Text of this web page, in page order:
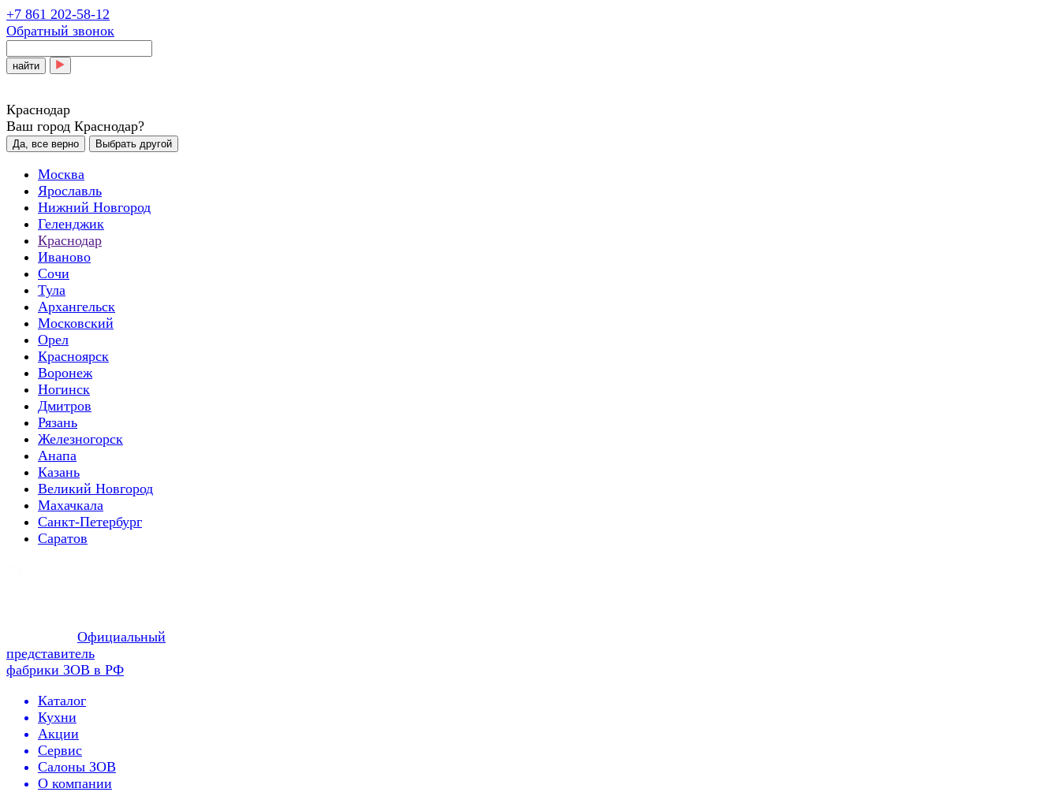
+7 861 202-58-12
Обратный звонок
найти
Краснодар
Ваш город Краснодар?
Да, все верно Выбрать другой
Москва
Ярославль
Нижний Новгород
Геленджик
Краснодар
Иваново
Сочи
Тула
Архангельск
Московский
Орел
Красноярск
Воронеж
Ногинск
Дмитров
Рязань
Железногорск
Анапа
Казань
Великий Новгород
Махачкала
Санкт-Петербург
Саратов
Официальный
представитель
фабрики ЗОВ в РФ
Каталог
Кухни
Акции
Сервис
Салоны ЗОВ
О компании